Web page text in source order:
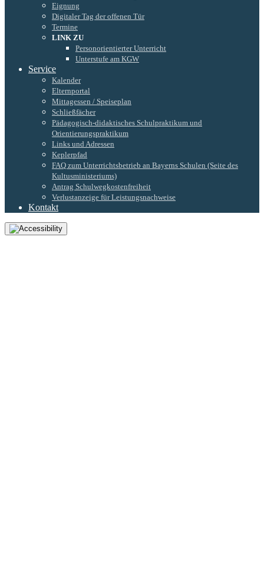
Eignung
Digitaler Tag der offenen Tür
Termine
LINK ZU
Personorientierter Unterricht
Unterstufe am KGW
Service
Kalender
Elternportal
Mittagessen / Speiseplan
Schließfächer
Pädagogisch-didaktisches Schulpraktikum und
Orientierungspraktikum
Links und Adressen
Keplerpfad
FAQ zum Unterrichtsbetrieb an Bayerns Schulen (Seite des
Kultusministeriums)
Antrag Schulwegkostenfreiheit
Verlustanzeige für Leistungsnachweise
Kontakt